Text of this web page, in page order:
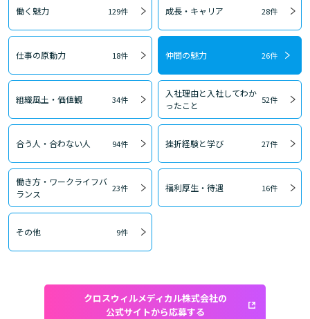
働く魅力 129件 成長・キャリア 28件
仕事の原動力 18件 仲間の魅力 26件
組織風土・価値観 34件
入社理由と入社してわか
ったこと
52件
合う人・合わない人 94件 挫折経験と学び 27件
働き方・ワークライフバ
ランス
23件 福利厚生・待遇 16件
その他 9件
クロスウィルメディカル株式会社の
公式サイトから応募する